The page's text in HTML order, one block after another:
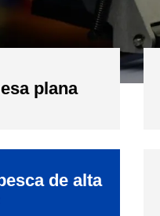
plana
de alta